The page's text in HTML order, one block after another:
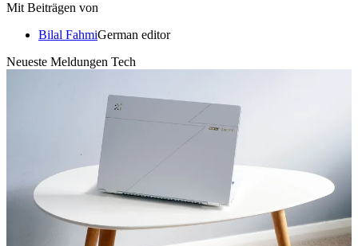
Mit Beiträgen von
Bilal FahmiGerman editor
Neueste Meldungen Tech